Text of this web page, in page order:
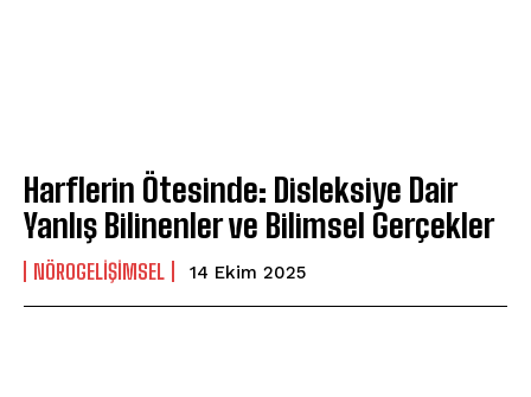
Harflerin Ötesinde: Disleksiye Dair
Yanlış Bilinenler ve Bilimsel Gerçekler
NÖROGELIŞIMSEL 14 Ekim 2025